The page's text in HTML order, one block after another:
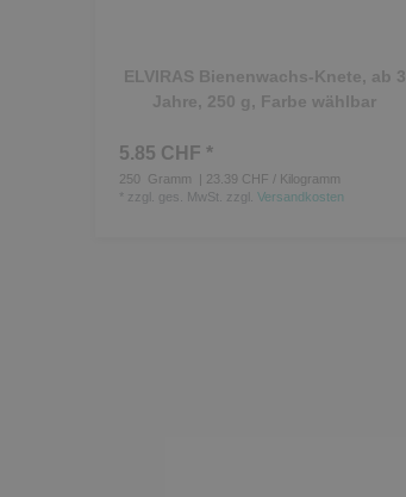
ELVIRAS Bienenwachs-Knete, ab 3
Jahre, 250 g, Farbe wählbar
5.85 CHF *
250 Gramm
| 23.39 CHF / Kilogramm
zzgl. ges. MwSt. zzgl. Versandkosten